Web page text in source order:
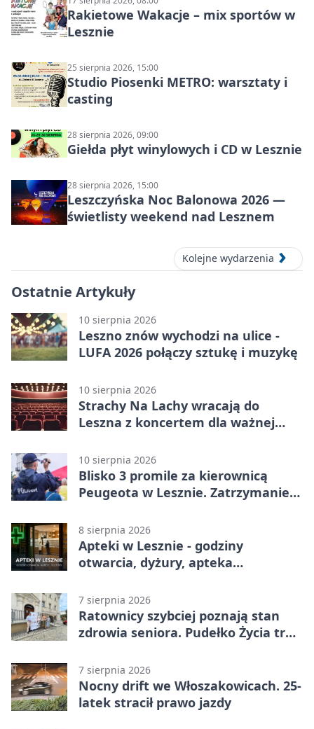
Rakietowe Wakacje – mix sportów w
Lesznie
25 sierpnia 2026, 15:00
Studio Piosenki METRO: warsztaty i
casting
28 sierpnia 2026, 09:00
Giełda płyt winylowych i CD w Lesznie
28 sierpnia 2026, 15:00
Leszczyńska Noc Balonowa 2026 —
świetlisty weekend nad Lesznem
Kolejne wydarzenia
Ostatnie Artykuły
10 sierpnia 2026
Leszno znów wychodzi na ulice -
LUFA 2026 połączy sztukę i muzykę
10 sierpnia 2026
Strachy Na Lachy wracają do
Leszna z koncertem dla ważnej
10 sierpnia 2026
Blisko 3 promile za kierownicą
Peugeota w Lesznie. Zatrzymanie
8 sierpnia 2026
Apteki w Lesznie - godziny
otwarcia, dyżury, apteka
7 sierpnia 2026
Ratownicy szybciej poznają stan
zdrowia seniora. Pudełko Życia trafi
7 sierpnia 2026
Nocny drift we Włoszakowicach. 25-
latek stracił prawo jazdy